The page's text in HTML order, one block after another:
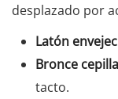
desplazado por
Latón
Bronce
tacto.